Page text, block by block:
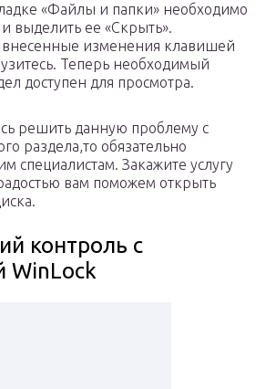
«Файлы и папки» необходимо
выделить ее «Скрыть».
внесенные изменения клавишей
Теперь необходимый
доступен для просмотра.
решить данную проблему с
раздела,то обязательно
специалистам. Закажите услугу
вам поможем открыть
контроль с
WinLock